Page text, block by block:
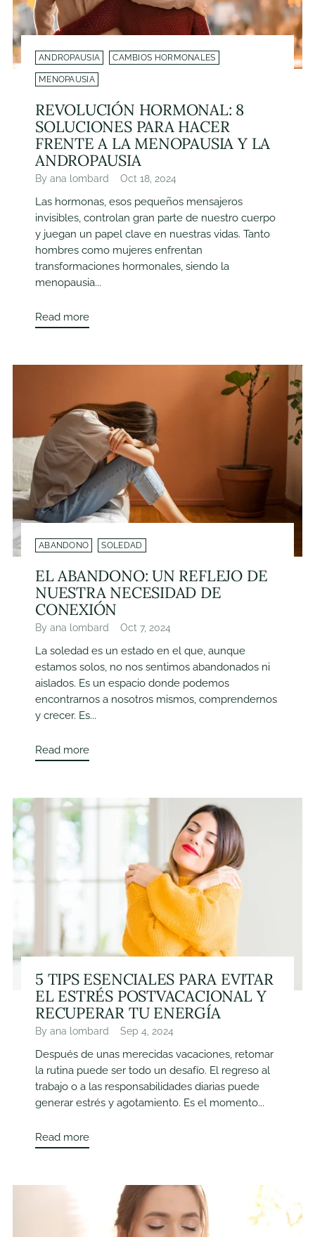
ANDROPAUSIA CAMBIOS HORMONALES
MENOPAUSIA
REVOLUCIÓN HORMONAL: 8
SOLUCIONES PARA HACER
FRENTE A LA MENOPAUSIA Y LA
ANDROPAUSIA
By ana lombard Oct 18, 2024
Las hormonas, esos pequeños mensajeros
invisibles, controlan gran parte de nuestro cuerpo
y juegan un papel clave en nuestras vidas. Tanto
hombres como mujeres enfrentan
transformaciones hormonales, siendo la
menopausia...
Read more
ABANDONO SOLEDAD
EL ABANDONO: UN REFLEJO DE
NUESTRA NECESIDAD DE
CONEXIÓN
By ana lombard Oct 7, 2024
La soledad es un estado en el que, aunque
estamos solos, no nos sentimos abandonados ni
aislados. Es un espacio donde podemos
encontrarnos a nosotros mismos, comprendernos
y crecer. Es...
Read more
5 TIPS ESENCIALES PARA EVITAR
EL ESTRÉS POSTVACACIONAL Y
RECUPERAR TU ENERGÍA
By ana lombard Sep 4, 2024
Después de unas merecidas vacaciones, retomar
la rutina puede ser todo un desafío. El regreso al
trabajo o a las responsabilidades diarias puede
generar estrés y agotamiento. Es el momento...
Read more